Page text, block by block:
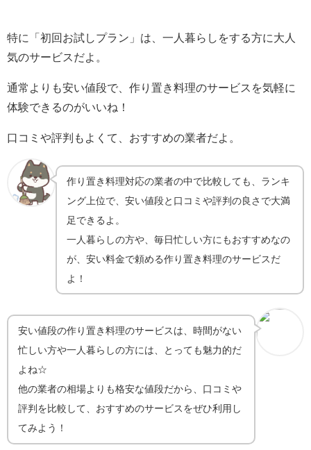
特に「初回お試しプラン」は、一人暮らしをする方に大人
気のサービスだよ。
通常よりも安い値段で、作り置き料理のサービスを気軽に
体験できるのがいいね！
口コミや評判もよくて、おすすめの業者だよ。
作り置き料理対応の業者の中で比較しても、ランキ
ング上位で、安い値段と口コミや評判の良さで大満
足できるよ。
一人暮らしの方や、毎日忙しい方にもおすすめなの
が、安い料金で頼める作り置き料理のサービスだ
よ！
安い値段の作り置き料理のサービスは、時間がない
忙しい方や一人暮らしの方には、とっても魅力的だ
よね☆
他の業者の相場よりも格安な値段だから、口コミや
評判を比較して、おすすめのサービスをぜひ利用し
てみよう！